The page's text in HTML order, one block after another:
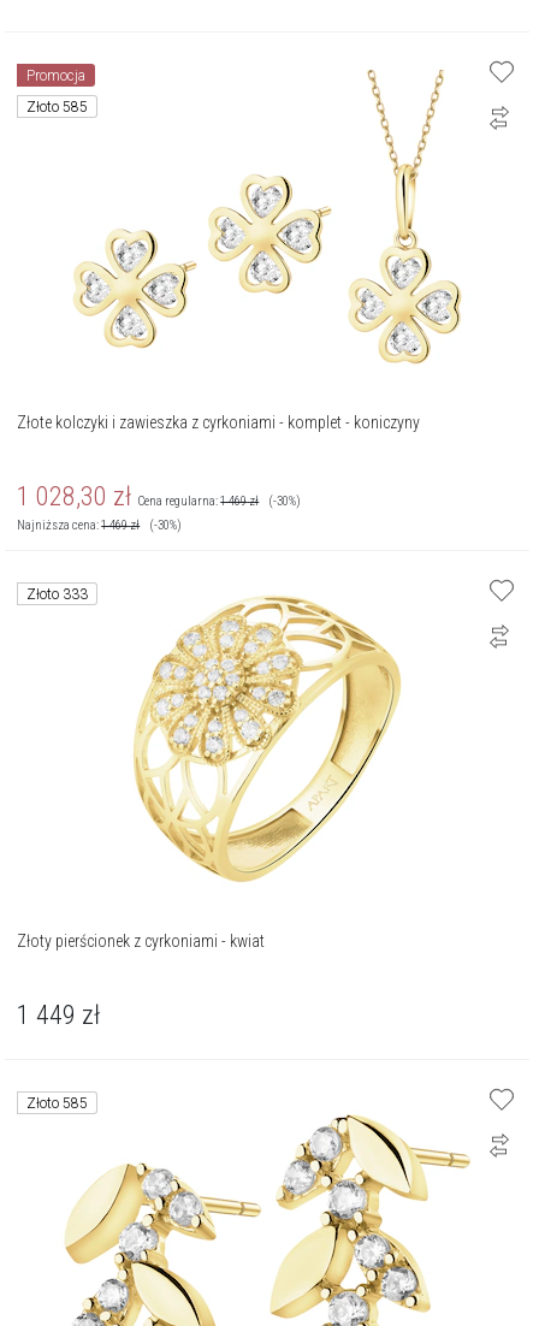
Promocja
Złoto 585
Złote kolczyki i zawieszka z cyrkoniami - komplet - koniczyny
1 028,30 zł Cena regularna:1 469zł
(-30%)
Najniższa cena:1 469zł (-30%)
Złoto 333
Złoty pierścionek z cyrkoniami - kwiat
1 449 zł
Złoto 585